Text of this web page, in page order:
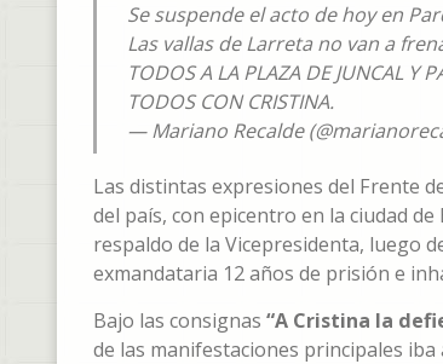
Se suspende el acto de hoy en
Las vallas de Larreta no van a
TODOS A LA PLAZA DE JUNCAL Y
TODOS CON CRISTINA.
— Mariano Recalde
Las distintas expresiones del Frente
del país, con epicentro en la ciudad
respaldo de la Vicepresidenta, luego
exmandataria 12 años de prisión e
Bajo las consignas “A Cristina la
de las manifestaciones principales